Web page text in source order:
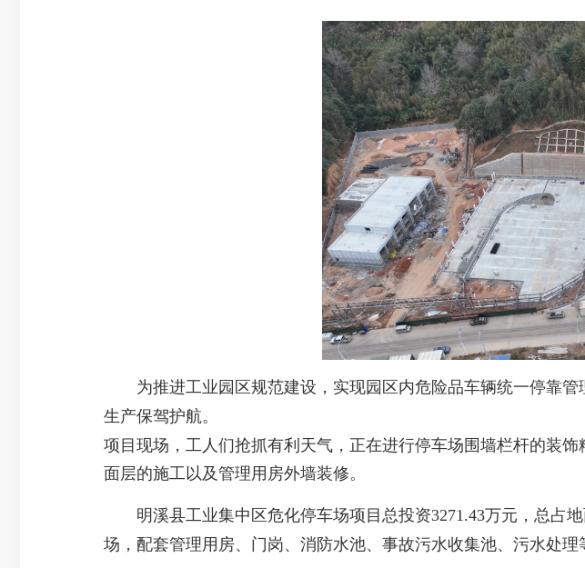
为推进工业园区规范建设，实现园区内危险品车辆统一停靠管
生产保驾护航。
项目现场，工人们抢抓有利天气，正在进行停车场围墙栏杆的装
面层的施工以及管理用房外墙装修。
明溪县工业集中区危化停车场项目总投资3271.43万元，总占地
场，配套管理用房、门岗、消防水池、事故污水收集池、污水处理